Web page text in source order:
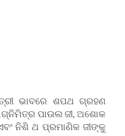
ଭାବରେ ଶପଥ ଗ୍ରହଣ
ପାଉଲ ଜୀ, ଅଶୋକ
ନିଶି ଥ ପ୍ରମାଣିକ ଜୀଙ୍କୁ